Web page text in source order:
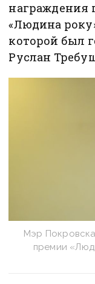
награждения
«Людина
которой был
Руслан
Мэр
премии